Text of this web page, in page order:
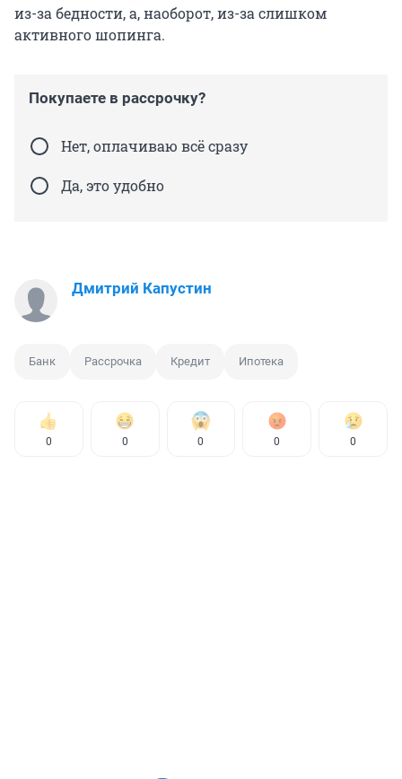
из-за бедности, а, наоборот, из-за слишком
активного шопинга.
Покупаете в рассрочку?
Нет, оплачиваю всё сразу
Да, это удобно
Дмитрий Капустин
Банк Рассрочка Кредит Ипотека
0 0 0 0 0